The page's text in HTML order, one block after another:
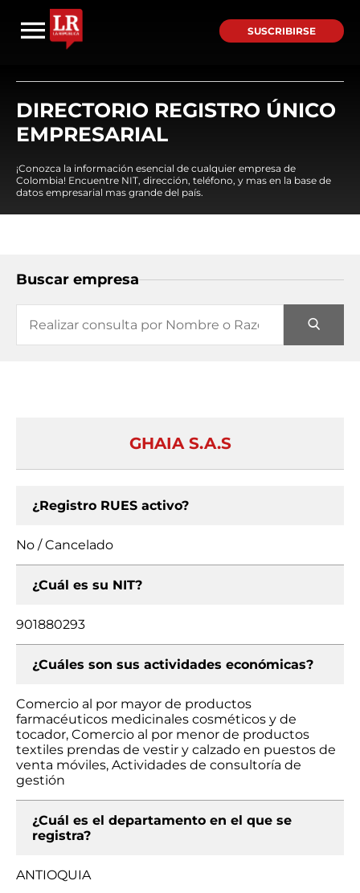
SUSCRIBIRSE
DIRECTORIO REGISTRO ÚNICO
EMPRESARIAL
¡Conozca la información esencial de cualquier empresa de
Colombia! Encuentre NIT, dirección, teléfono, y mas en la base de
datos empresarial mas grande del país.
Buscar empresa
GHAIA S.A.S
¿Registro RUES activo?
No / Cancelado
¿Cuál es su NIT?
901880293
¿Cuáles son sus actividades económicas?
Comercio al por mayor de productos
farmacéuticos medicinales cosméticos y de
tocador, Comercio al por menor de productos
textiles prendas de vestir y calzado en puestos de
venta móviles, Actividades de consultoría de
gestión
¿Cuál es el departamento en el que se
registra?
ANTIOQUIA